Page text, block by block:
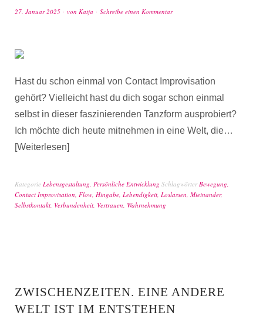
27. Januar 2025 von Katja Schreibe einen Kommentar
Hast du schon einmal von Contact Improvisation
gehört? Vielleicht hast du dich sogar schon einmal
selbst in dieser faszinierenden Tanzform ausprobiert?
Ich möchte dich heute mitnehmen in eine Welt, die…
Weiterlesen
Kategorie Lebensgestaltung, Persönliche Entwicklung SchlagwörterBewegung,
Contact Improvisation, Flow, Hingabe, Lebendigkeit, Loslassen, Mieinander,
Selbstkontakt, Verbundenheit, Vertrauen, Wahrnehmung
ZWISCHENZEITEN. EINE ANDERE
WELT IST IM ENTSTEHEN